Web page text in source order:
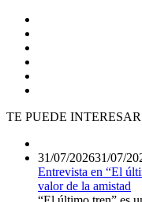
TE PUEDE INTERESAR
31/07/202631/07/
Entrevista en “El
valor de la amistad